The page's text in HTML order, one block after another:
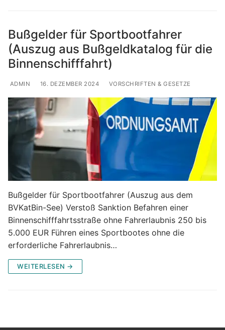
Bußgelder für Sportbootfahrer
(Auszug aus Bußgeldkatalog für die
Binnenschifffahrt)
ADMIN 16. DEZEMBER 2024 VORSCHRIFTEN & GESETZE
Bußgelder für Sportbootfahrer (Auszug aus dem
BVKatBin-See) Verstoß Sanktion Befahren einer
Binnenschifffahrtsstraße ohne Fahrerlaubnis 250 bis
5.000 EUR Führen eines Sportbootes ohne die
erforderliche Fahrerlaubnis…
WEITERLESEN →